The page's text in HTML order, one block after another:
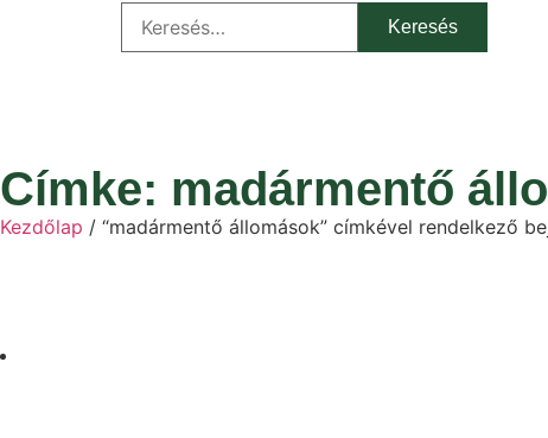
Címke: madármentő
Kezdőlap / “madármentő állomások” címkével rendelkező